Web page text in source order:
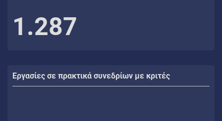
1.287
Εργασίες σε πρακτικά συνεδρίων με κριτές